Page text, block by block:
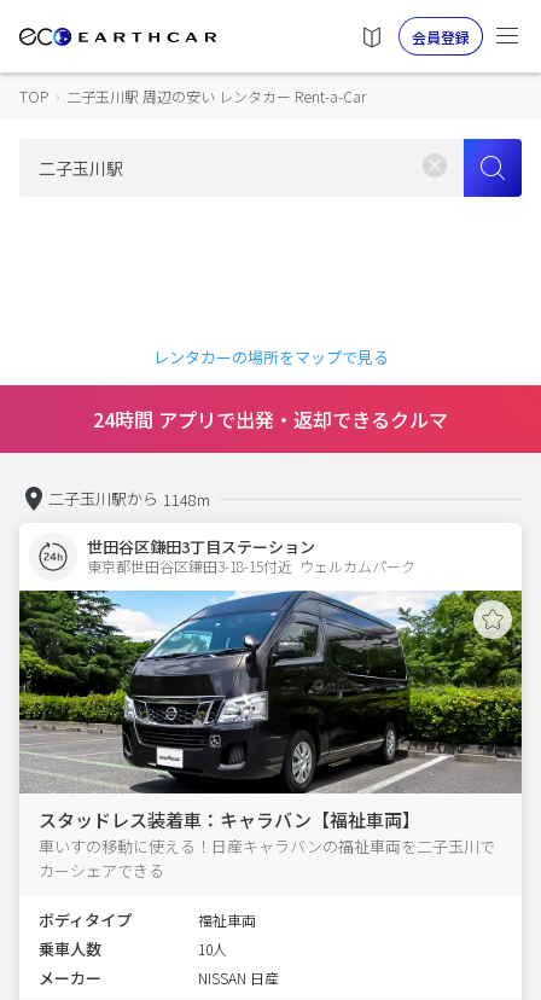
会員登録
TOP › 二子玉川駅 周辺の安い レンタカー Rent-a-Car
レンタカーの場所をマップで見る
24時間 アプリで出発・返却できるクルマ
二子玉川駅から 1148m
世田谷区鎌田3丁目ステーション
東京都世田谷区鎌田3-18-15付近  ウェルカムパーク
スタッドレス装着車：キャラバン【福祉車両】
車いすの移動に使える！日産キャラバンの福祉車両を二子玉川で
カーシェアできる
ボディタイプ 福祉車両
乗車人数 10人
メーカー NISSAN 日産